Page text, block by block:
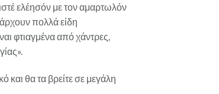
ελέησόν με τον αμαρτωλόν
πολλά είδη
φτιαγμένα από χάντρες,
και θα τα βρείτε σε μεγάλη